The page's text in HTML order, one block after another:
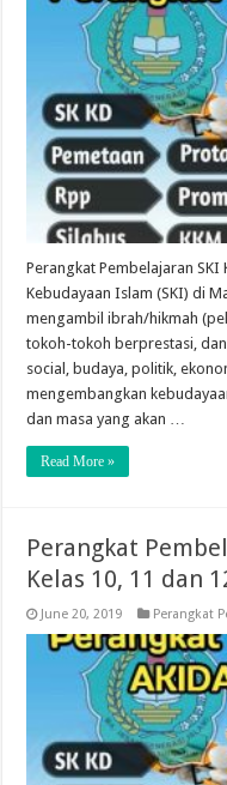
Perangkat Pembelajaran SKI
Kebudayaan Islam (SKI) di
mengambil ibrah/hikmah
tokoh-tokoh berprestasi,
social, budaya, politik,
mengembangkan
dan masa yang akan …
Read More »
Perangkat
Kelas 10, 11 dan
June 20, 2019 Perangkat